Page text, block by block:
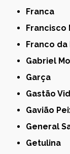
Franca
Franco
Gabriel
Garça
Gastão
Gavião
General
Getulina